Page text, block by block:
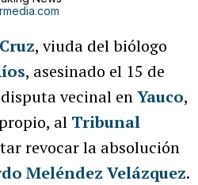
, viuda del biólogo
, asesinado el 15 de
vecinal enYauco,
al Tribunal
revocar la absolución
Meléndez Velázquez.